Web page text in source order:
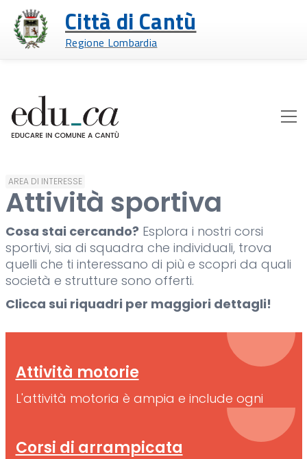
Città di Cantù
Regione Lombardia
AREA DI INTERESSE
Attività sportiva
Cosa stai cercando? Esplora i nostri corsi
sportivi, sia di squadra che individuali, trova
quelli che ti interessano di più e scopri da quali
società e strutture sono offerti.
Clicca sui riquadri per maggiori dettagli!
Attività motorie
L'attività motoria è ampia e include ogni
Corsi di arrampicata